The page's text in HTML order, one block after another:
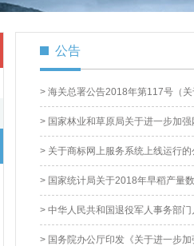
公告
> 海关总署公告2018年第117号（
> 国家林业和草原局关于进一步加
> 关于商标网上服务系统上线运行的
> 国家统计局关于2018年早稻产量
> 中华人民共和国退役军人事务部
> 国务院办公厅印发《关于进一步